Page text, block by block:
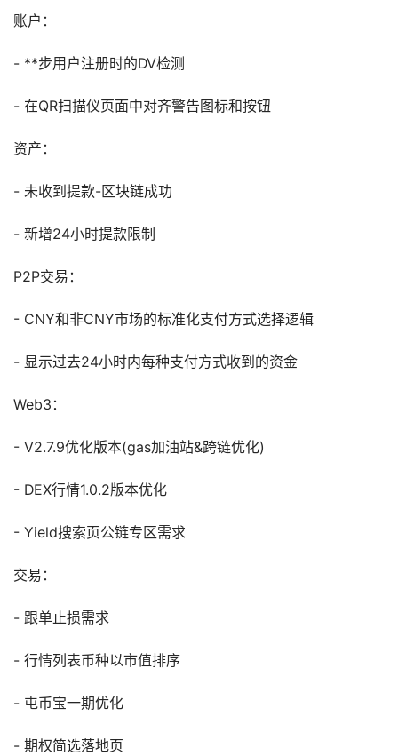
账户：
- **步用户注册时的DV检测
- 在QR扫描仪页面中对齐警告图标和按钮
资产：
- 未收到提款-区块链成功
- 新增24小时提款限制
P2P交易：
- CNY和非CNY市场的标准化支付方式选择逻辑
- 显示过去24小时内每种支付方式收到的资金
Web3：
- V2.7.9优化版本(gas加油站&跨链优化)
- DEX行情1.0.2版本优化
- Yield搜索页公链专区需求
交易：
- 跟单止损需求
- 行情列表币种以市值排序
- 屯币宝一期优化
- 期权简选落地页